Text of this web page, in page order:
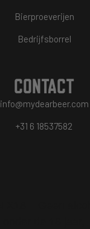
Bierproeverijen
Bedrijfsborrel
CONTACT
info@mydearbeer.com
+31 6 18537582